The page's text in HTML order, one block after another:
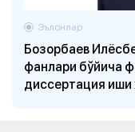
Бозорбаев
фанлари бўйича
диссертация иши
Эълонлар